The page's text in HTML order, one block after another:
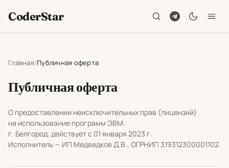
CoderStar
Главная Публичная оферта
Публичная оферта
О предоставлении неисключительных прав (лицензий)
на использование программ ЭВМ.
г. Белгород, действует с 01 января 2023 г.
Исполнитель — ИП Медведков Д.В., ОГРНИП 319312300001102.